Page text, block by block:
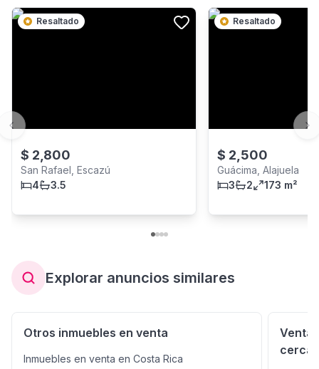
Resaltado
$ 2,800
San Rafael, Escazú
4
3.5
Resaltado
$ 2,500
Guácima, Alajuela
3
2 173 m²
Previous slide
Explorar anuncios similares
Otros inmuebles en venta
Inmuebles en venta en Costa Rica
Venta